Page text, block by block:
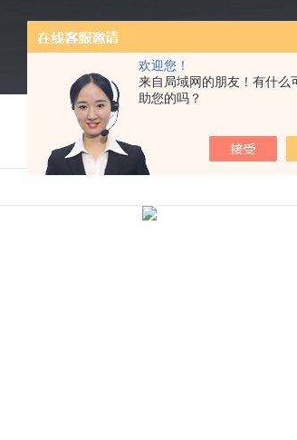
欢迎您！
来自局域网的朋友！有什么
助您的吗？
我的位置：首页>